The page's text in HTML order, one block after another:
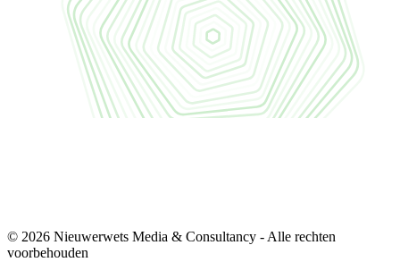
© 2026 Nieuwerwets Media & Consultancy - Alle rechten
voorbehouden